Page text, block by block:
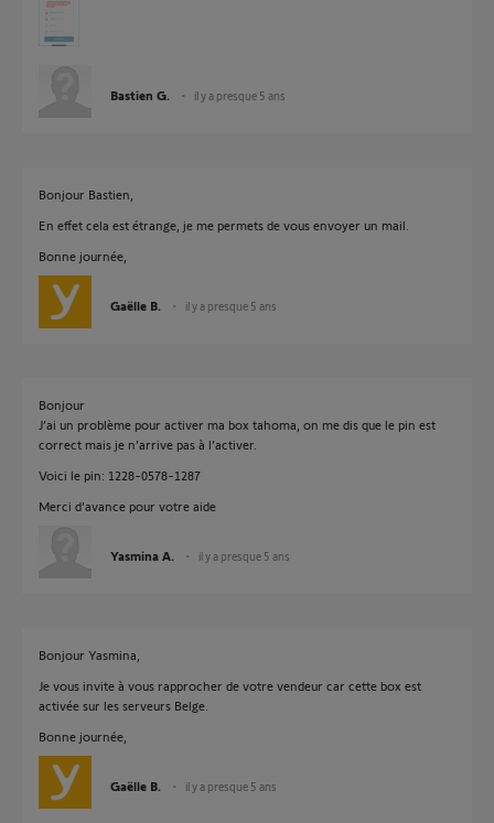
Bastien G. il y a presque 5 ans
Bonjour Bastien,
En effet cela est étrange, je me permets de vous envoyer un mail.
Bonne journée,
Gaëlle B. il y a presque 5 ans
Bonjour
J’ai un problème pour activer ma box tahoma, on me dis que le pin est
correct mais je n’arrive pas à l’activer.
Voici le pin: 1228-0578-1287
Merci d’avance pour votre aide
Yasmina A. il y a presque 5 ans
Bonjour Yasmina,
Je vous invite à vous rapprocher de votre vendeur car cette box est
activée sur les serveurs Belge.
Bonne journée,
Gaëlle B. il y a presque 5 ans